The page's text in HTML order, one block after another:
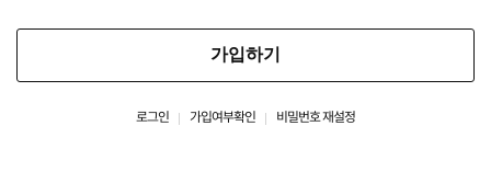
가입하기
로그인 가입여부확인 비밀번호 재설정